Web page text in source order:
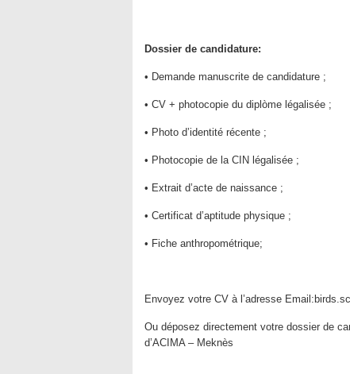
Dossier de candidature:
• Demande manuscrite de candidature ;
• CV + photocopie du diplòme légalisée ;
• Photo d’identité récente ;
• Photocopie de la CIN légalisée ;
• Extrait d’acte de naissance ;
• Certificat d’aptitude physique ;
• Fiche anthropométrique;
Envoyez votre CV à l’adresse
Ou déposez directement votre dossier de
d’ACIMA – Meknès